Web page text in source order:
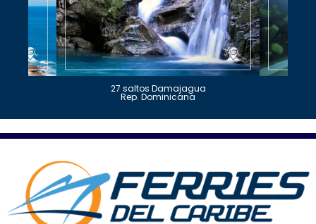
27 saltos Damajagua
Rep. Dominicana